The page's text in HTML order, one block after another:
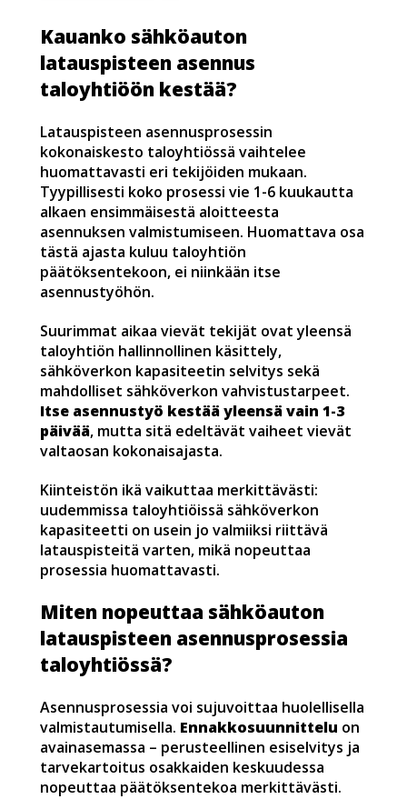
Kauanko sähköauton
latauspisteen asennus
taloyhtiöön kestää?
Latauspisteen asennusprosessin
kokonaiskesto taloyhtiössä vaihtelee
huomattavasti eri tekijöiden mukaan.
Tyypillisesti koko prosessi vie 1-6 kuukautta
alkaen ensimmäisestä aloitteesta
asennuksen valmistumiseen. Huomattava osa
tästä ajasta kuluu taloyhtiön
päätöksentekoon, ei niinkään itse
asennustyöhön.
Suurimmat aikaa vievät tekijät ovat yleensä
taloyhtiön hallinnollinen käsittely,
sähköverkon kapasiteetin selvitys sekä
mahdolliset sähköverkon vahvistustarpeet.
Itse asennustyö kestää yleensä vain 1-3
päivää, mutta sitä edeltävät vaiheet vievät
valtaosan kokonaisajasta.
Kiinteistön ikä vaikuttaa merkittävästi:
uudemmissa taloyhtiöissä sähköverkon
kapasiteetti on usein jo valmiiksi riittävä
latauspisteitä varten, mikä nopeuttaa
prosessia huomattavasti.
Miten nopeuttaa sähköauton
latauspisteen asennusprosessia
taloyhtiössä?
Asennusprosessia voi sujuvoittaa huolellisella
valmistautumisella. Ennakkosuunnittelu on
avainasemassa – perusteellinen esiselvitys ja
tarvekartoitus osakkaiden keskuudessa
nopeuttaa päätöksentekoa merkittävästi.